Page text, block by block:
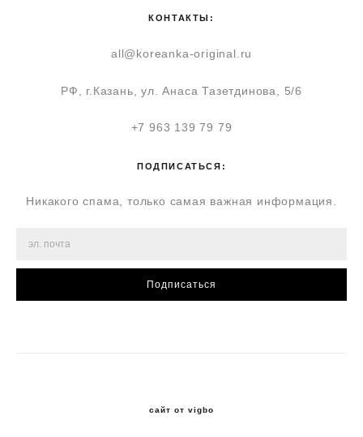
КОНТАКТЫ:
all@koreanka-original.ru
РФ, г.Казань, ул. Анаса Тазетдинова, 5/6
+7 963 139 79 79
ПОДПИСАТЬСЯ:
Никакого спама, только самая важная информация.
Подписаться
сайт от vigbo